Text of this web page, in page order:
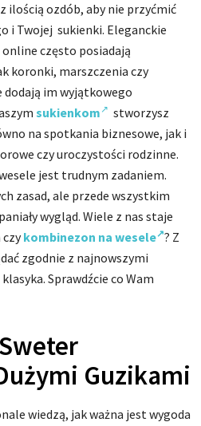
ilością ozdób, aby nie przyćmić
i Twojej sukienki. Eleganckie
często posiadają
koronki, marszczenia czy
im wyjątkowego
sukienkom
stworzysz
na spotkania biznesowe, jak i
czy uroczystości rodzinne.
jest trudnym zadaniem.
zasad, ale przede wszystkim
wygląd. Wiele z nas staje
czykombinezon na wesele ? Z
zgodnie z najnowszymi
Sprawdźcie co Wam
Guzikami
wiedzą, jak ważna jest wygoda